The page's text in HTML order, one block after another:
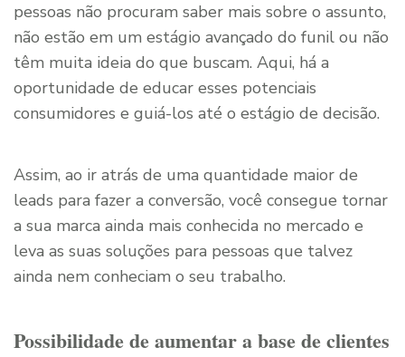
pessoas não procuram saber mais sobre o assunto,
não estão em um estágio avançado do funil ou não
têm muita ideia do que buscam. Aqui, há a
oportunidade de educar esses potenciais
consumidores e guiá-los até o estágio de decisão.
Assim, ao ir atrás de uma quantidade maior de
leads para fazer a conversão, você consegue tornar
a sua marca ainda mais conhecida no mercado e
leva as suas soluções para pessoas que talvez
ainda nem conheciam o seu trabalho.
Possibilidade de aumentar a base de clientes